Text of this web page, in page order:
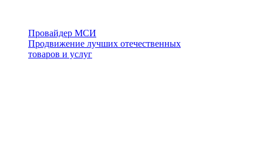
Провайдер МСИ
Продвижение лучших отечественных
товаров и услуг